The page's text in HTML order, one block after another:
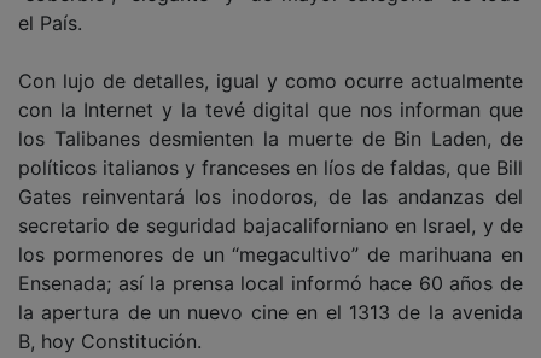
el País.
Con lujo de detalles, igual y como ocurre actualmente
con la Internet y la tevé digital que nos informan que
los Talibanes desmienten la muerte de Bin Laden, de
políticos italianos y franceses en líos de faldas, que Bill
Gates reinventará los inodoros, de las andanzas del
secretario de seguridad bajacaliforniano en Israel, y de
los pormenores de un “megacultivo” de marihuana en
Ensenada; así la prensa local informó hace 60 años de
la apertura de un nuevo cine en el 1313 de la avenida
B, hoy Constitución.